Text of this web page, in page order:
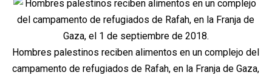
Hombres palestinos reciben alimentos en un complejo del
campamento de refugiados de Rafah, en la Franja de Gaza,